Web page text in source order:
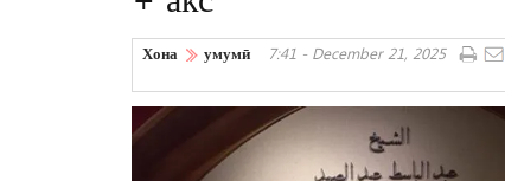
Хона умумӣ 7:41 - December 21, 2025